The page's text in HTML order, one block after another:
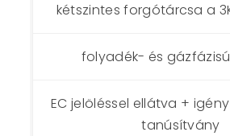
kétszintes forgótárcsa a
folyadék- és
EC jelöléssel ellátva +
tanúsítvány